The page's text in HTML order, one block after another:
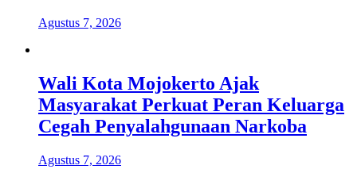
Agustus 7, 2026
Wali Kota Mojokerto Ajak
Masyarakat Perkuat Peran Keluarga
Cegah Penyalahgunaan Narkoba
Agustus 7, 2026